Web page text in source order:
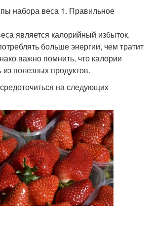
набора веса 1. Правильное
является калорийный избыток.
больше энергии, чем тратит
важно помнить, что калории
полезных продуктов.
на следующих